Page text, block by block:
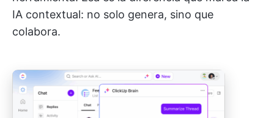
IA contextual: no solo genera, sino que
colabora.